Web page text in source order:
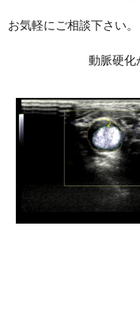
お気軽にご相談下さい。
動脈硬化